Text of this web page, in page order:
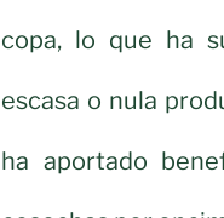
copa, lo que ha
escasa o nula
ha aportado